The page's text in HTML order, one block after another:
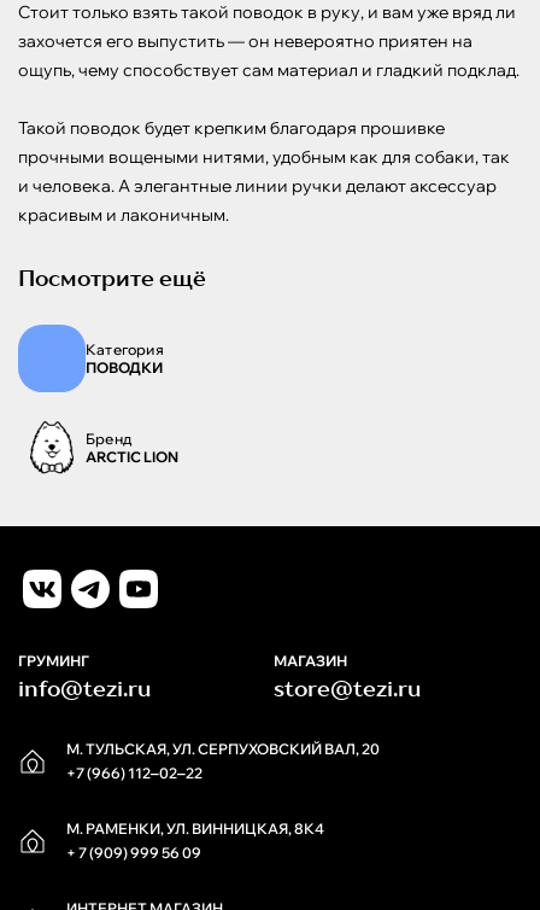
Стоит только взять такой поводок в руку, и вам уже вряд ли
захочется его выпустить — он невероятно приятен на
ощупь, чему способствует сам материал и гладкий подклад.
Такой поводок будет крепким благодаря прошивке
прочными вощеными нитями, удобным как для собаки, так
и человека. А элегантные линии ручки делают аксессуар
красивым и лаконичным.
Посмотрите ещё
Категория
ПОВОДКИ
Бренд
ARCTIC LION
М. ТУЛЬСКАЯ, УЛ. СЕРПУХОВСКИЙ ВАЛ, 20
+7 (966) 112‒02‒22
М. РАМЕНКИ, УЛ. ВИННИЦКАЯ, 8К4
+ 7 (909) 999 56 09
ГРУМИНГ
info@tezi.ru
МАГАЗИН
store@tezi.ru